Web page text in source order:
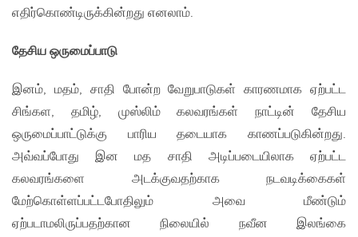
எதிர்கொண்டிருக்கின்றது எனலாம்.
தேசிய ஒருமைப்பாடு
இனம், மதம், சாதி போன்ற வேறுபாடுகள் காரணமாக ஏற்பட்ட
சிங்கள, தமிழ், முஸ்லிம் கலவரங்கள் நாட்டின் தேசிய
ஒருமைப்பாட்டுக்கு பாரிய தடையாக காணப்படுகின்றது.
அவ்வப்போது இன மத சாதி அடிப்படையிலாக ஏற்பட்ட
கலவரங்களை அடக்குவதற்காக நடவடிக்கைகள்
மேற்கொள்ளப்பட்டபோதிலும் அவை மீண்டும்
ஏற்படாமலிருப்பதற்கான நிலையில் நவீன இலங்கை